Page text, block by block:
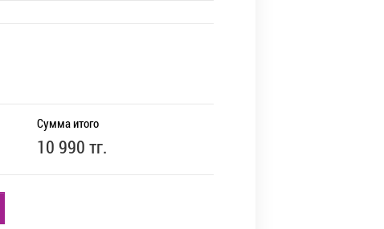
Сумма итого
10 990 тг.